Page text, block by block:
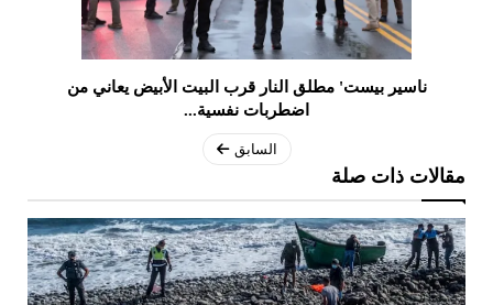
ناسير بيست' مطلق النار قرب البيت الأبيض يعاني من
اضطربات نفسية...
السابق
مقالات ذات صلة